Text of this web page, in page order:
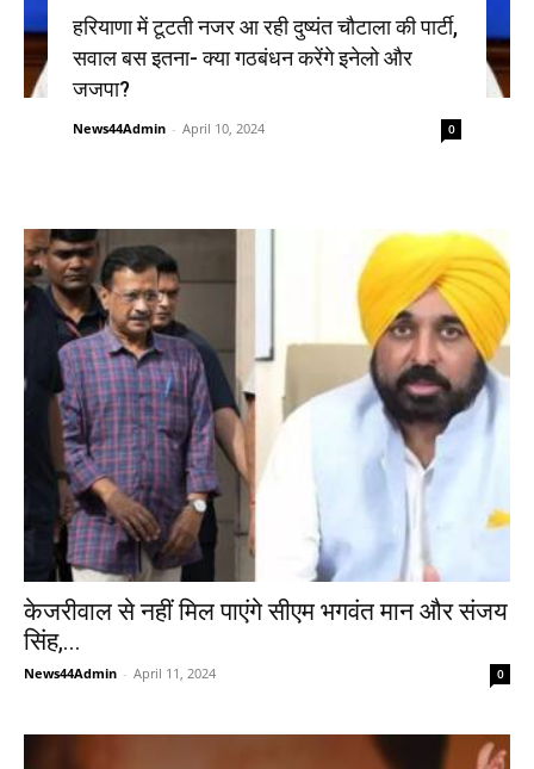
हरियाणा में टूटती नजर आ रही दुष्यंत चौटाला की पार्टी,
सवाल बस इतना- क्या गठबंधन करेंगे इनेलो और
जजपा?
News44Admin - April 10, 2024 0
केजरीवाल से नहीं मिल पाएंगे सीएम भगवंत मान और संजय
सिंह,...
News44Admin - April 11, 2024 0